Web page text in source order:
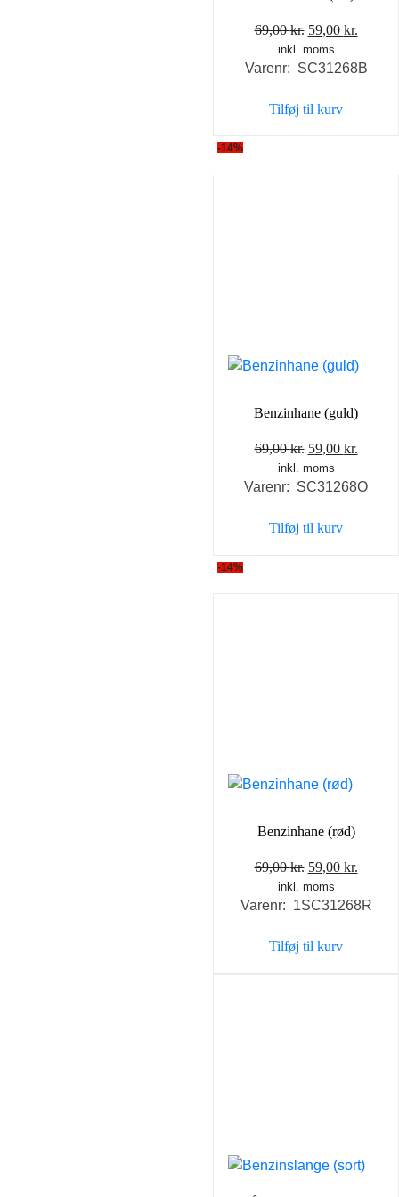
69,00kr. Den
oprindelige
pris
69,00 kr..
59,00 kr.
pris
inkl. moms
Varenr: SC31268B
Tilføj til kurv
-14%
Benzinhane (guld)
69,00kr. Den
oprindelige
pris
69,00 kr..
59,00 kr.
pris
inkl. moms
Varenr: SC31268O
Tilføj til kurv
-14%
Benzinhane (rød)
69,00kr. Den
oprindelige
pris
69,00 kr..
59,00 kr.
pris
inkl. moms
Varenr: 1SC31268R
Tilføj til kurv